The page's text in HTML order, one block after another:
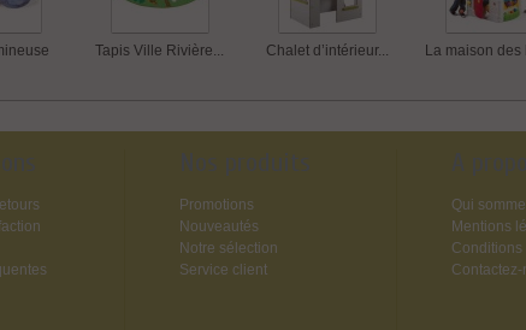
Tapis Ville Rivière... Chalet d’intérieur... La maison des
Nos produits
Promotions
Nouveautés
Notre sélection
Service client
A
Qui
Mentions
Contactez-